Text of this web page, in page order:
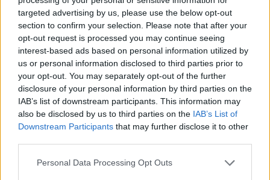
targeted advertising by us, please use the below opt-out
section to confirm your selection. Please note that after your
opt-out request is processed you may continue seeing
interest-based ads based on personal information utilized by
us or personal information disclosed to third parties prior to
your opt-out. You may separately opt-out of the further
disclosure of your personal information by third parties on the
IAB’s list of downstream participants. This information may
also be disclosed by us to third parties on the IAB’s List of
Downstream Participants that may further disclose it to other
Personal Data Processing Opt Outs
¿Qué tener en cuenta a la hora de
adquirir la carriola para el bebé?
Lo primero que hay que tener claro es el uso que
se le va a dar a la carriola:se va a utilizar solo por la
ciudad, en la montaña, etc., pues hay modelos que
son más adecuados para un tipo de terreno u otro.
Asimismo,hay que tener en cuenta el estilo de vida